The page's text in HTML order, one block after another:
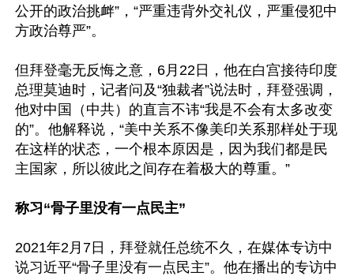
公开的政治挑衅”，“严重违背外交礼仪，严重侵犯中
方政治尊严”。
但拜登毫无反悔之意，6月22日，他在白宫接待印度
总理莫迪时，记者问及“独裁者”说法时，拜登强调，
他对中国（中共）的直言不讳“我是不会有太多改变
的”。他解释说，“美中关系不像美印关系那样处于现
在这样的状态，一个根本原因是，因为我们都是民
主国家，所以彼此之间存在着极大的尊重。”
称习“骨子里没有一点民主”
2021年2月7日，拜登就任总统不久，在媒体专访中
说习近平“骨子里没有一点民主”。他在播出的专访中